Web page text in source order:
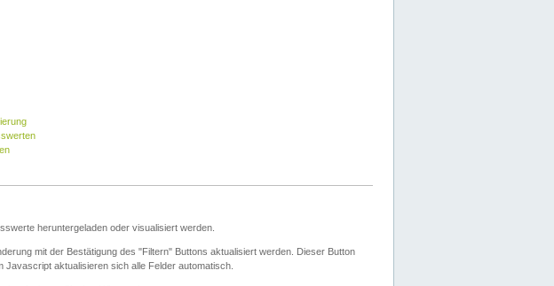
heruntergeladen oder visualisiert werden.
mit der Bestätigung des "Filtern" Buttons aktualisiert werden. Dieser Button
aktualisieren sich alle Felder automatisch.